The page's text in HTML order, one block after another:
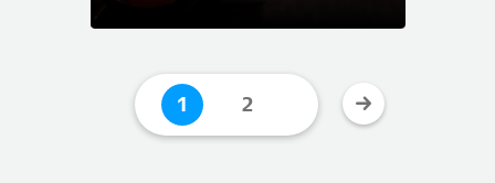
1 2